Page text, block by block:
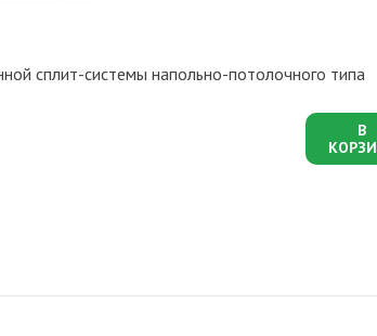
сплит-системы напольно-потолочного типа
В